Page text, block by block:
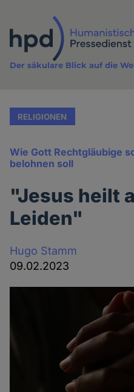
Inhalt
Der säkulare Blick auf die
RELIGIONEN
Wie Gott Rechtgläubige
belohnen soll
"Jesus heilt
Leiden"
Hugo Stamm
09.02.2023